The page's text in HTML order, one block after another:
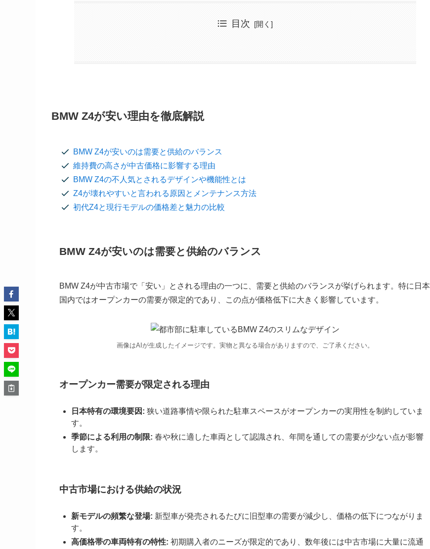
目次
BMW Z4が安い理由を徹底解説
BMW Z4が安いのは需要と供給のバランス
維持費の高さが中古価格に影響する理由
BMW Z4の不人気とされるデザインや機能性とは
Z4が壊れやすいと言われる原因とメンテナンス方法
初代Z4と現行モデルの価格差と魅力の比較
BMW Z4が安いのは需要と供給のバランス
BMW Z4が中古市場で「安い」とされる理由の一つに、需要と供給のバランスが挙げられます。特に日本
国内ではオープンカーの需要が限定的であり、この点が価格低下に大きく影響しています。
画像はAIが生成したイメージです。実物と異なる場合がありますので、ご了承ください。
オープンカー需要が限定される理由
日本特有の環境要因: 狭い道路事情や限られた駐車スペースがオープンカーの実用性を制約していま
す。
季節による利用の制限: 春や秋に適した車両として認識され、年間を通しての需要が少ない点が影響
します。
中古市場における供給の状況
新モデルの頻繁な登場: 新型車が発売されるたびに旧型車の需要が減少し、価格の低下につながりま
す。
高価格帯の車両特有の特性: 初期購入者のニーズが限定的であり、数年後には中古市場に大量に流通